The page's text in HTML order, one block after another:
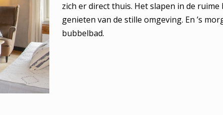
zich er direct thuis. Het slapen in de
genieten van de stille omgeving. En ’s
bubbelbad.